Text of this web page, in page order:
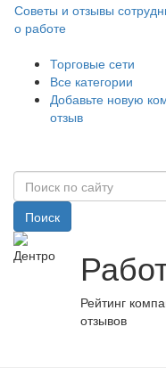
Советы и отзывы
о работе
Торговые сети
Все категории
Добавьте новую
отзыв
Поиск
Рейтинг
отзывов